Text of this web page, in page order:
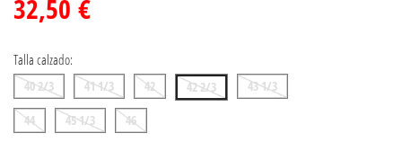
32,50 €
Talla calzado:
40 2/3 41 1/3 42 42 2/3
43 1/3
44
45 1/3 46